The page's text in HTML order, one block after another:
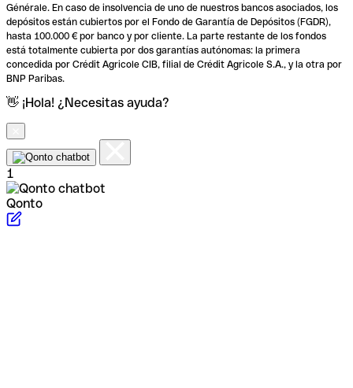
Générale. En caso de insolvencia de uno de nuestros bancos asociados, los
depósitos están cubiertos por el Fondo de Garantía de Depósitos (FGDR),
hasta 100.000 € por banco y por cliente. La parte restante de los fondos
está totalmente cubierta por dos garantías autónomas: la primera
concedida por Crédit Agricole CIB, filial de Crédit Agricole S.A., y la otra por
BNP Paribas.
👋 ¡Hola! ¿Necesitas ayuda?
1
Qonto